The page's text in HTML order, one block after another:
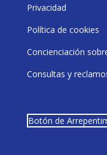
Privacidad
Política de cookies
Concienciación
Consultas y
Botón de